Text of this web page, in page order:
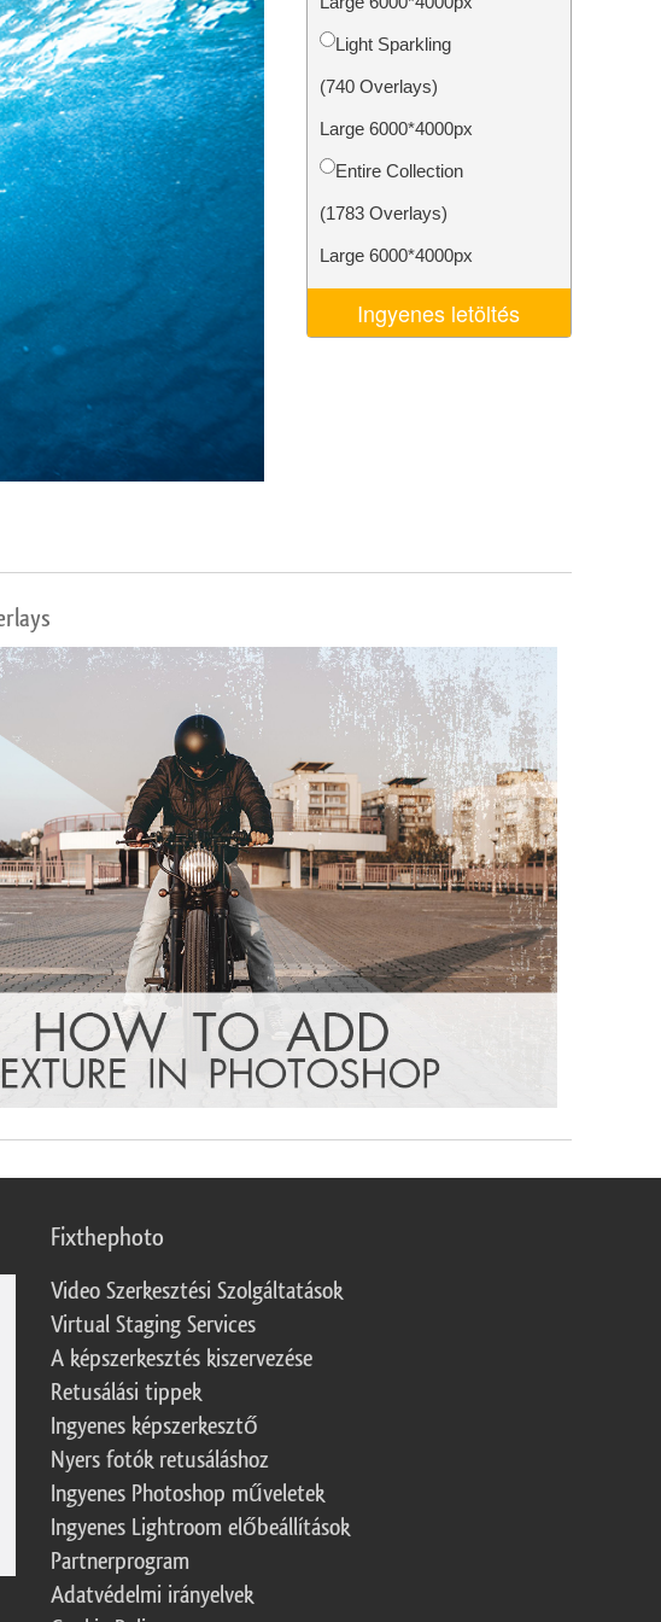
AI Képzési Adatok Video Editing Services
Light Sparkling
(740 Overlays)
Large 6000*4000px
Entire Collection
(1783 Overlays)
Large 6000*4000px
Ingyenes letöltés
Fixthephoto
Video Szerkesztési Szolgáltatások
Virtual Staging Services
A képszerkesztés kiszervezése
Retusálási tippek
Ingyenes képszerkesztő
Nyers fotók retusáláshoz
Ingyenes Photoshop műveletek
Ingyenes Lightroom előbeállítások
Partnerprogram
Adatvédelmi irányelvek